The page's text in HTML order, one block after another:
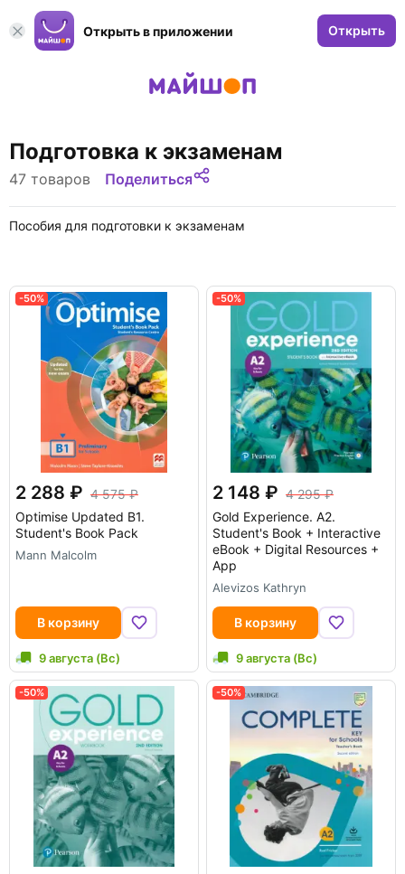
Открыть в приложении Открыть
Подготовка к экзаменам
47 товаров Поделиться
Пособия для подготовки к экзаменам
-50%
2 288
4 575
Optimise Updated B1.
Student's Book Pack
Mann Malcolm
В корзину
9 августа (Вс)
-50%
2 148
4 295
Gold Experience. A2.
Student's Book + Interactive
eBook + Digital Resources +
App
Alevizos Kathryn
В корзину
9 августа (Вс)
-50% -50%